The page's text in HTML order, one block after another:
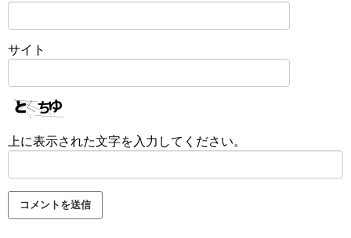
サイト
上に表示された文字を入力してください。